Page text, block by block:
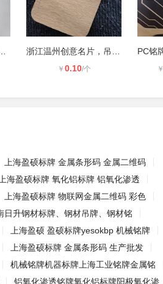
￥ 0.10/个 ￥
上海盈硕标牌 金属条形码 金属二维码
上海盈硕标牌 氧化铝标牌 铝氧化渗透
上海盈硕标牌 物联网金属二维码 彩色
日升钢材标牌、钢材吊牌、钢材铭
上海盈硕 盈硕标牌yesokbp 机械铭牌
上海盈硕标牌 金属条形码 生产批发
机械铭牌机器标牌上海工业铭牌金属铭
铝氧化渗透铭牌氧化铝标牌阳极氧化渗